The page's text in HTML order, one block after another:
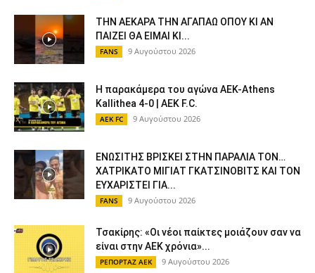
ΤΗΝ ΑΕΚΑΡΑ ΤΗΝ ΑΓΑΠΑΩ ΟΠΟΥ ΚΙ ΑΝ
ΠΑΙΖΕΙ ΘΑ ΕΙΜΑΙ ΚΙ...
FANS 9 Αυγούστου 2026
Η παρακάμερα του αγώνα ΑΕΚ-Athens
Kallithea 4-0 | AEK F.C.
AEK FC 9 Αυγούστου 2026
ΕΝΩΣΙΤΗΣ ΒΡΙΣΚΕΙ ΣΤΗΝ ΠΑΡΑΛΙΑ ΤΟΝ…
ΧΑΤΡΙΚΑΤΟ ΜΙΓΙΑΤ ΓΚΑΤΣΙΝΟΒΙΤΣ ΚΑΙ ΤΟΝ
ΕΥΧΑΡΙΣΤΕΙ ΓΙΑ...
FANS 9 Αυγούστου 2026
Τσακίρης: «Οι νέοι παίκτες μοιάζουν σαν να
είναι στην ΑΕΚ χρόνια»...
ΡΕΠΟΡΤΑΖ ΑΕΚ 9 Αυγούστου 2026